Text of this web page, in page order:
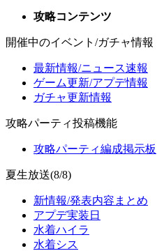
攻略コンテンツ
開催中のイベント/ガチャ情報
最新情報/ニュース速報
ゲーム更新/アプデ情報
ガチャ更新情報
攻略パーティ投稿機能
攻略パーティ編成掲示板
夏生放送(8/8)
新情報/発表内容まとめ
アプデ実装日
水着ハイラ
水着シス